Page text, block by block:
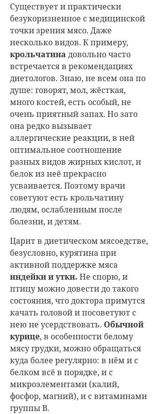
Существует и практически
безукоризненное с медицинской
точки зрения мясо. Даже
несколько видов. К примеру,
крольчатина довольно часто
встречается в рекомендациях
диетологов. Знаю, не всем она по
душе: говорят, мол, жёсткая,
много костей, есть особый, не
очень приятный запах. Но зато
она редко вызывает
аллергические реакции, в ней
оптимальное соотношение
разных видов жирных кислот, и
белок из неё прекрасно
усваивается. Поэтому врачи
советуют есть крольчатину
людям, ослабленным после
болезни, и детям.
Царит в диетическом мясоедстве,
безусловно, курятина при
активной поддержке мяса
индейки и утки. Не спорю, и
птицу можно довести до такого
состояния, что доктора примутся
качать головой и посоветуют с
нею не усердствовать. Обычной
курице, в особенности белому
мясу грудки, можно обращаться
куда более регулярно: в нём и с
белком всё в порядке, и с
микроэлементами (калий,
фосфор, магний), и с витаминами
группы В.